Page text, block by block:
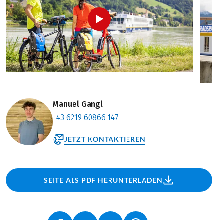
Manuel Gangl
+43 6219 60866 147
JETZT KONTAKTIEREN
SEITE ALS PDF HERUNTERLADEN